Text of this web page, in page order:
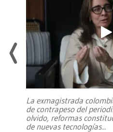
La exmagistrada
de contrapeso del
olvido, reformas
de nuevas tecnologías...